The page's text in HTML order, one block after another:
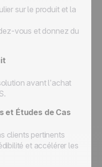
sur le produit et la
vous et donnez du
avant l’achat
et Études de Cas
clients pertinents
et accélérer les